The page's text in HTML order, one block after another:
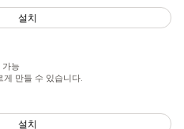
설치
능
게 만들 수 있습니다.
설치